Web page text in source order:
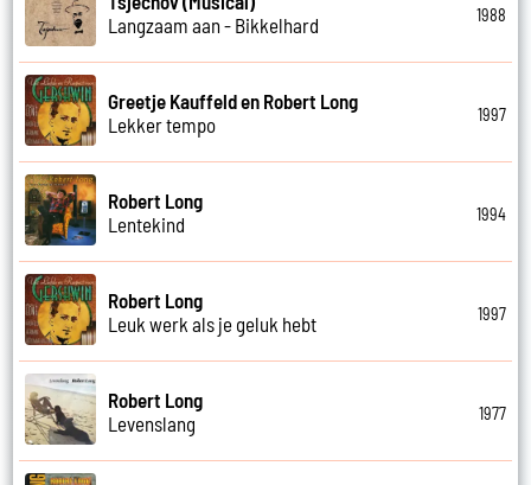
Langzaam aan - Bikkelhard
1988
Greetje Kauffeld en Robert Long
Lekker tempo
1997
Robert Long
Lentekind
1994
Robert Long
Leuk werk als je geluk hebt
1997
Robert Long
Levenslang
1977